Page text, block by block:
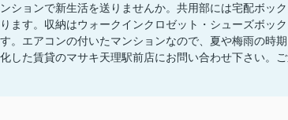
ションで新生活を送りませんか。共用部には宅配ボッ
ます。収納はウォークインクロゼット・シューズボッ
。エアコンの付いたマンションなので、夏や梅雨の時
した賃貸のマサキ天理駅前店にお問い合わせ下さい。